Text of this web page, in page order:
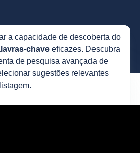
a capacidade de descoberta do
chave eficazes. Descubra
de pesquisa avançada de
sugestões relevantes